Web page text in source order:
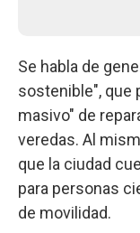
Se habla de
sostenible", que
masivo" de
veredas. Al
que la ciudad
para personas
de movilidad.